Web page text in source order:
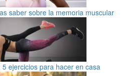
saber sobre la memoria muscular
5 ejercicios para hacer en casa